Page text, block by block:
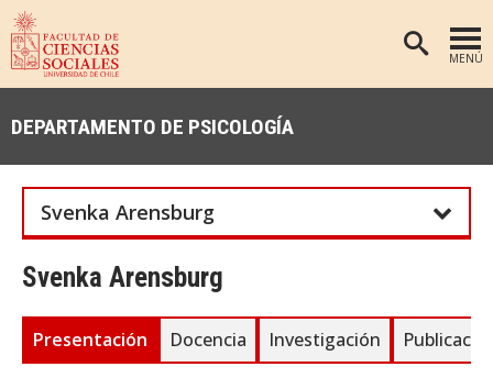
MENÚ
DEPARTAMENTOS
ANTROPOLOGÍA
SOCIOLOGÍA
PREGRADO
PUBLICACIONES
DEPARTAMENTO DE PSICOLOGÍA
Svenka Arensburg
Svenka Arensburg
Presentación Docencia Investigación